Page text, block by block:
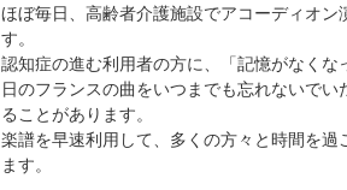
ほぼ毎日、高齢者介護施設でアコーディオン
す。
認知症の進む利用者の方に、「記憶がなくな
日のフランスの曲をいつまでも忘れないでい
ることがあります。
楽譜を早速利用して、多くの方々と時間を過
ます。